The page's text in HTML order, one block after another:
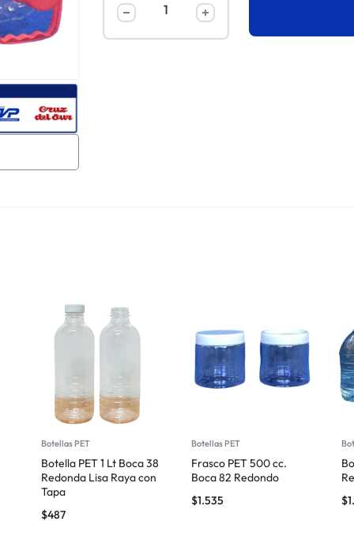
Botellas PET
Botella PET 1 Lt Boca 38
Redonda Lisa Raya con
Tapa
$487
Botellas PET
Frasco PET 500 cc.
Boca 82 Redondo
$1.535
$